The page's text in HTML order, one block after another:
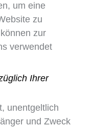
um eine
zu
zur
verwendet
Ihrer
unentgeltlich
und Zweck